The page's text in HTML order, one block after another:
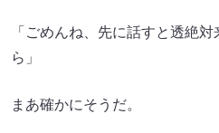
「ごめんね、先に話すと透絶
ら」
まあ確かにそうだ。